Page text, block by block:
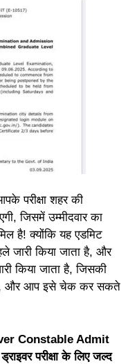
परीक्षा शहर की
जिसमें उम्मीदवार का
है! क्योंकि यह एडमिट
जारी किया जाता है, और
किया जाता है, जिसकी
और आप इसे चेक कर सकते
Constable Admit
परीक्षा के लिए जल्द